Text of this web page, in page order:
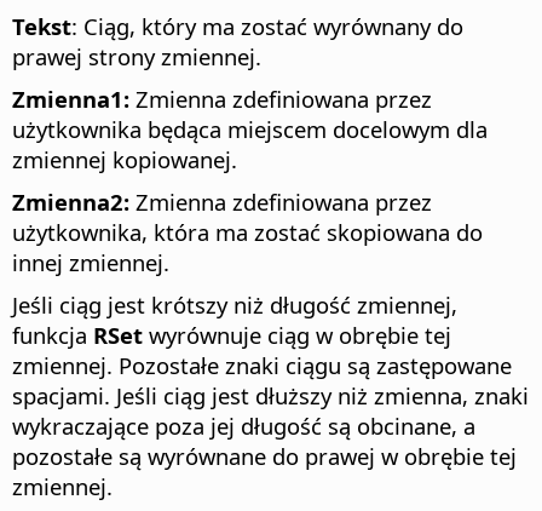
Tekst: Ciąg, który ma zostać wyrównany do
prawej strony zmiennej.
Zmienna1: Zmienna zdefiniowana przez
użytkownika będąca miejscem docelowym dla
zmiennej kopiowanej.
Zmienna2: Zmienna zdefiniowana przez
użytkownika, która ma zostać skopiowana do
innej zmiennej.
Jeśli ciąg jest krótszy niż długość zmiennej,
funkcja RSet wyrównuje ciąg w obrębie tej
zmiennej. Pozostałe znaki ciągu są zastępowane
spacjami. Jeśli ciąg jest dłuższy niż zmienna, znaki
wykraczające poza jej długość są obcinane, a
pozostałe są wyrównane do prawej w obrębie tej
zmiennej.